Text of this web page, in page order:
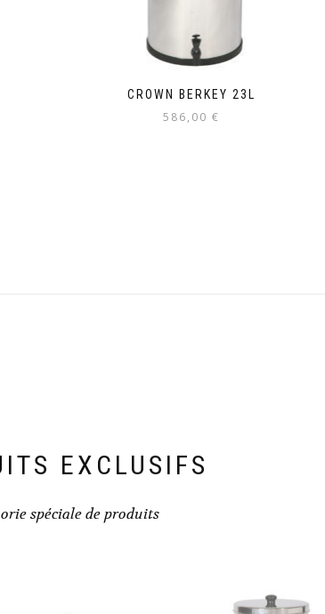
CROWN BERKEY 23L
586,00€
EXCLUSIFS
spéciale de produits